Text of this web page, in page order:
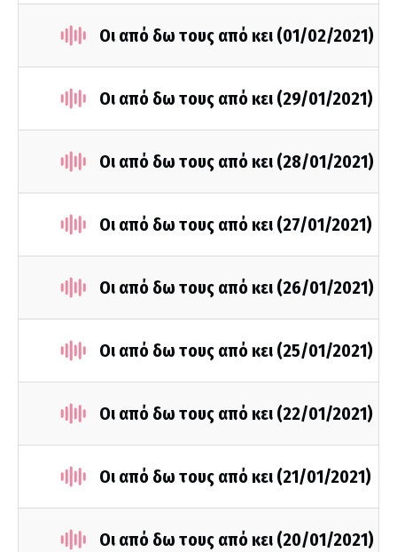
Οι από δω τους από κει (01/02/2021)
Οι από δω τους από κει (29/01/2021)
Οι από δω τους από κει (28/01/2021)
Οι από δω τους από κει (27/01/2021)
Οι από δω τους από κει (26/01/2021)
Οι από δω τους από κει (25/01/2021)
Οι από δω τους από κει (22/01/2021)
Οι από δω τους από κει (21/01/2021)
Οι από δω τους από κει (20/01/2021)